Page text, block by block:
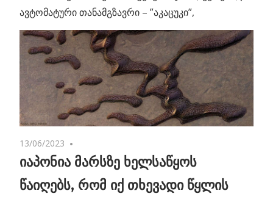
ავტომატური თანამგზავრი – ”აკაცუკი”,
13/06/2023
იაპონია მარსზე ხელსაწყოს
წაიღებს, რომ იქ თხევადი წყლის